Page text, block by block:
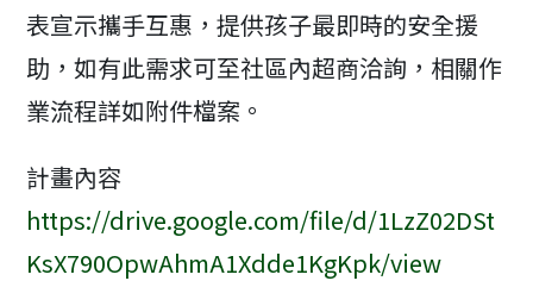
表宣示攜手互惠，提供孩子最即時的安全援
助，如有此需求可至社區內超商洽詢，相關作
業流程詳如附件檔案。
計畫內容
https://drive.google.com/file/d/1LzZ02DSt
KsX790OpwAhmA1Xdde1KgKpk/view